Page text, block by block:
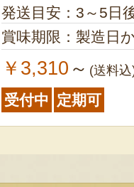
発送目安：3～5日
賞味期限：製造日
￥3,310 ～ (送料
受付中 定期可